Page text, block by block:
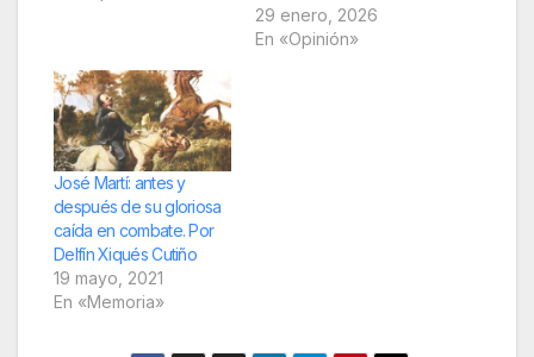
29 enero, 2026
En «Opinión»
José Martí: antes y
después de su gloriosa
caída en combate. Por
Delfín Xiqués Cutiño
19 mayo, 2021
En «Memoria»